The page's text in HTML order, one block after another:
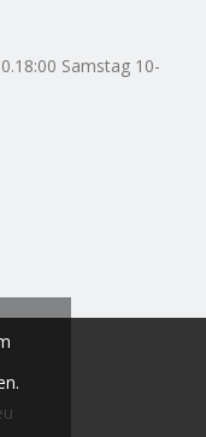
Samstag 10-